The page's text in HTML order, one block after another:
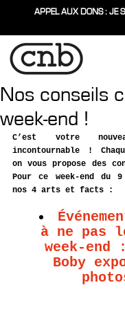
APPEL AUX DONS : JE
Nos conseils
week-end !
C’est votre
incontournable !
on vous propose des
Pour ce week-end du
nos 4 arts et facts :
à ne pas
week-end
Boby